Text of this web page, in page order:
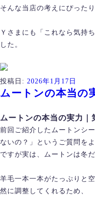
そんな当店の考えにぴった
Ｙさまにも「これなら気持
した。
投稿日: 2026年1月17日
ムートンの本当の
ムートンの本当の実力｜
前回ご紹介したムートンシ
ないの？」というご質問を
ですが実は、ムートンは冬
羊毛一本一本がたっぷりと
然に調整してくれるため、